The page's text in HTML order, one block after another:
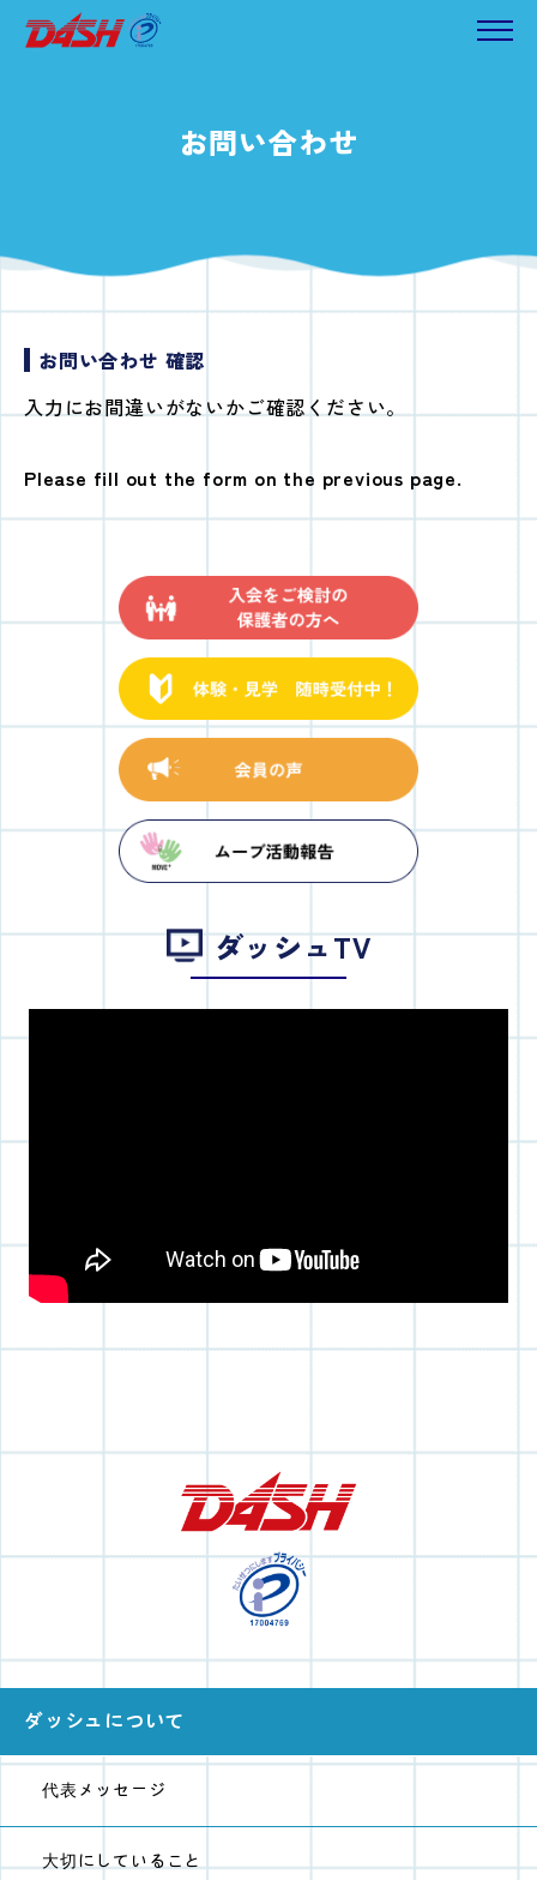
お問い合わせ
お問い合わせ 確認
入力にお間違いがないかご確認ください。
Please fill out the form on the previous page.
ダッシュTV
ダッシュについて
代表メッセージ
大切にしていること